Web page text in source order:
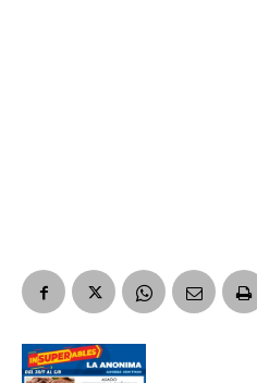
Nombre
Apellidos